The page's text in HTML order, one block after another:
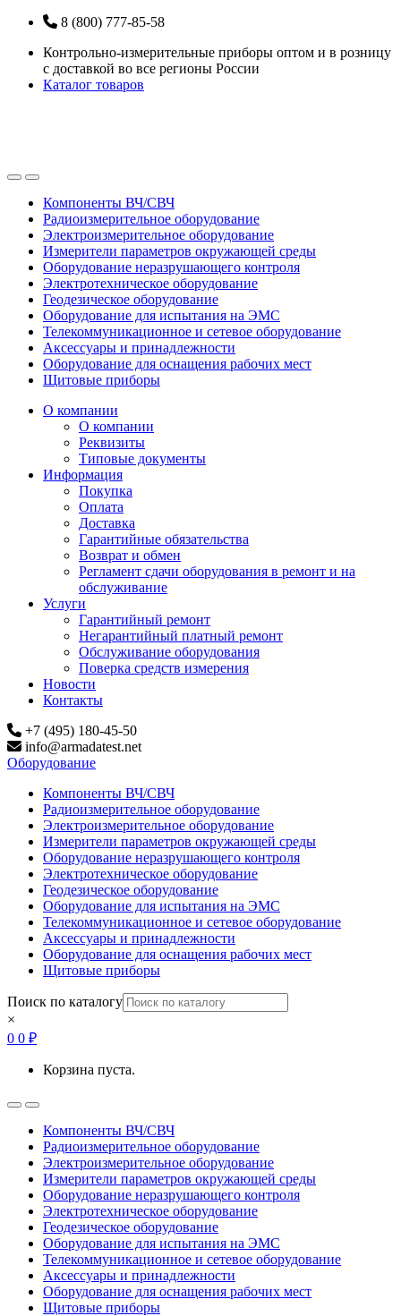
Перейти
навигации
Перейти
содержанию
8 (800) 777-85-58
Контрольно-измерительные приборы оптом и в розницу
с доставкой во все регионы России
Каталог товаров
OpenClose
Компоненты ВЧ/СВЧ
Радиоизмерительное оборудование
Электроизмерительное оборудование
Измерители параметров окружающей среды
Оборудование неразрушающего контроля
Электротехническое оборудование
Геодезическое оборудование
Оборудование для испытания на ЭМС
Телекоммуникационное и сетевое оборудование
Аксессуары и принадлежности
Оборудование для оснащения рабочих мест
Щитовые приборы
О компании
О компании
Реквизиты
Типовые документы
Информация
Покупка
Оплата
Доставка
Гарантийные обязательства
Возврат и обмен
Регламент сдачи оборудования в ремонт и на
обслуживание
Услуги
Гарантийный ремонт
Негарантийный платный ремонт
Обслуживание оборудования
Поверка средств измерения
Новости
Контакты
+7 (495) 180-45-50
info@armadatest.net
Оборудование
Компоненты ВЧ/СВЧ
Радиоизмерительное оборудование
Электроизмерительное оборудование
Измерители параметров окружающей среды
Оборудование неразрушающего контроля
Электротехническое оборудование
Геодезическое оборудование
Оборудование для испытания на ЭМС
Телекоммуникационное и сетевое оборудование
Аксессуары и принадлежности
Оборудование для оснащения рабочих мест
Щитовые приборы
Поиск по каталогу
×
0 0 ₽
Корзина пуста.
OpenClose
Компоненты ВЧ/СВЧ
Радиоизмерительное оборудование
Электроизмерительное оборудование
Измерители параметров окружающей среды
Оборудование неразрушающего контроля
Электротехническое оборудование
Геодезическое оборудование
Оборудование для испытания на ЭМС
Телекоммуникационное и сетевое оборудование
Аксессуары и принадлежности
Оборудование для оснащения рабочих мест
Щитовые приборы